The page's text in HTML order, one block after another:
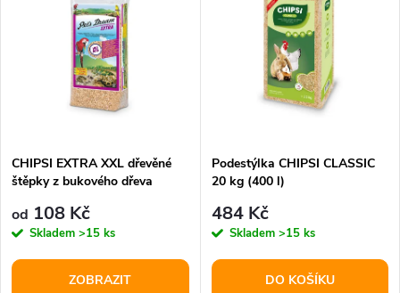
CHIPSI EXTRA XXL dřevěné
štěpky z bukového dřeva
od 108 Kč
Skladem >15 ks
ZOBRAZIT
Podestýlka CHIPSI CLASSIC
20 kg (400 l)
484 Kč
Skladem >15 ks
DO KOŠÍKU